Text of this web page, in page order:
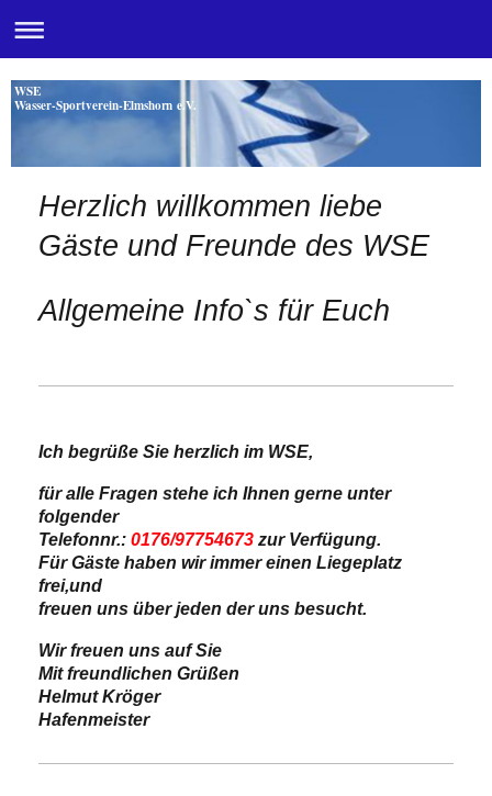
WSE
Wasser-Sportverein-Elmshorn e.V.
Herzlich willkommen liebe
Gäste und Freunde des WSE
Allgemeine Info`s für Euch
Ich begrüße Sie herzlich im WSE,
für alle Fragen stehe ich Ihnen gerne unter
folgender
Telefonnr.: 0176/97754673 zur Verfügung.
Für Gäste haben wir immer einen Liegeplatz
frei,und
freuen uns über jeden der uns besucht.
Wir freuen uns auf Sie
Mit freundlichen Grüßen
Helmut Kröger
Hafenmeister